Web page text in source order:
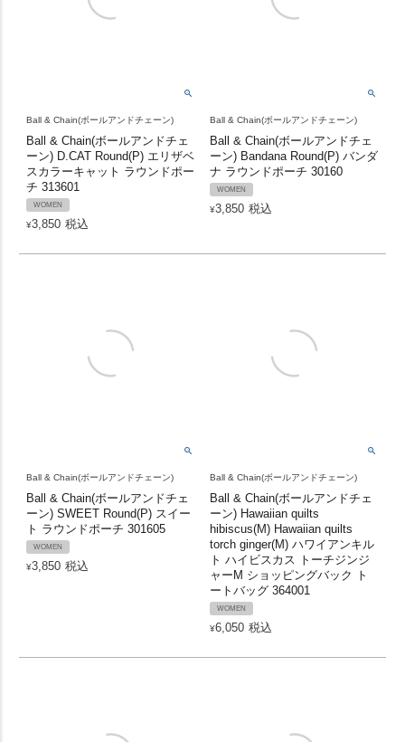
Ball & Chain(ボールアンドチェーン)
Ball & Chain(ボールアンドチェ
ーン) D.CAT Round(P) エリザベ
スカラーキャット ラウンドポー
チ 313601
WOMEN
¥3,850 税込
Ball & Chain(ボールアンドチェーン)
Ball & Chain(ボールアンドチェ
ーン) Bandana Round(P) バンダ
ナ ラウンドポーチ 30160
WOMEN
¥3,850 税込
Ball & Chain(ボールアンドチェーン)
Ball & Chain(ボールアンドチェ
ーン) SWEET Round(P) スイー
ト ラウンドポーチ 301605
WOMEN
¥3,850 税込
Ball & Chain(ボールアンドチェーン)
Ball & Chain(ボールアンドチェ
ーン) Hawaiian quilts
hibiscus(M) Hawaiian quilts
torch ginger(M) ハワイアンキル
ト ハイビスカス トーチジンジ
ャーM ショッピングバック ト
ートバッグ 364001
WOMEN
¥6,050 税込